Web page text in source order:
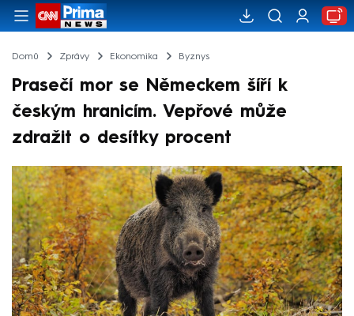
Domů Zprávy Ekonomika Byznys
Prasečí mor se Německem šíří k
českým hranicím. Vepřové může
zdražit o desítky procent